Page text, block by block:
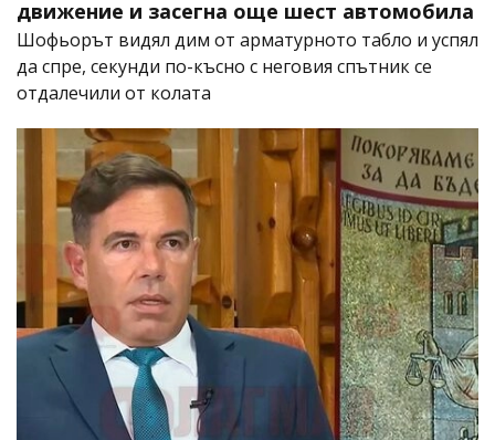
движение и засегна още шест автомобила
Шофьорът видял дим от арматурното табло и успял
да спре, секунди по-късно с неговия спътник се
отдалечили от колата